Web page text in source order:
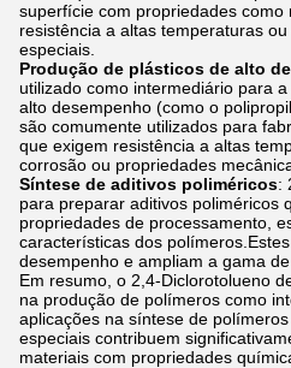
superfície com propriedades como
resistência a altas temperaturas
especiais.
Produção de plásticos de alto
utilizado como intermediário para
alto desempenho (como o
são comumente utilizados para
que exigem resistência a altas
corrosão ou propriedades
Síntese de aditivos poliméricos:
para preparar aditivos poliméricos
propriedades de processamento,
características dos
desempenho e ampliam a gama
Em resumo, o 2,4-Diclorotolueno
na produção de polímeros como
aplicações na síntese de
especiais contribuem
materiais com propriedades